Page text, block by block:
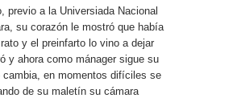
previo a la Universiada Nacional
su corazón le mostró que había
y el preinfarto lo vino a dejar
y ahora como mánager sigue su
cambia, en momentos difíciles se
de su maletín su cámara